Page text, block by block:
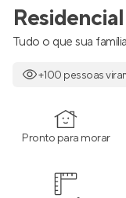
Tudo o que sua
+100 pessoas
Pronto para morar